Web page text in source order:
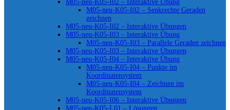
M05-neu-K05-I02 – Interaktive Übung
M05-neu-K05-I02 – Senkrechte Geraden
zeichnen
M05-neu-K05-I02 – Interaktive Übungen
M05-neu-K05-I03 – Interaktive Übung
M05-neu-K05-I03 – Parallele Geraden zeichnen
M05-neu-K05-I03 – Interaktive Übungen
M05-neu-K05-I04 – Interaktive Übung
M05-neu-K05-I04 – Punkte im
Koordinatensystem
M05-neu-K05-I04 – Zeichnen im
Koordinatensystem
M05-neu-K05-I06 – Interaktive Übungen
M05-neu-K05-L01 – Lösungen